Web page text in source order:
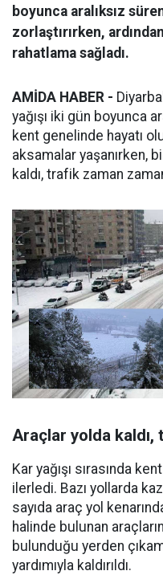
boyunca aralıksız
zorlaştırırken,
rahatlama sağladı.
AMİDA HABER -
yağışı iki gün boyunca
kent genelinde hayatı
aksamalar yaşanırken,
kaldı, trafik zaman
Araçlar yolda
Kar yağışı sırasında
ilerledi. Bazı yollarda
sayıda araç yol
halinde bulunan
bulunduğu yerden
yardımıyla kaldırıldı.